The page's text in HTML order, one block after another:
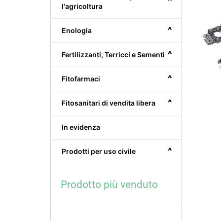
l'agricoltura
^
Enologia
^
Fertilizzanti, Terricci e Sementi
^
Fitofarmaci
^
Fitosanitari di vendita libera
In evidenza
^
Prodotti per uso civile
Prodotto più venduto